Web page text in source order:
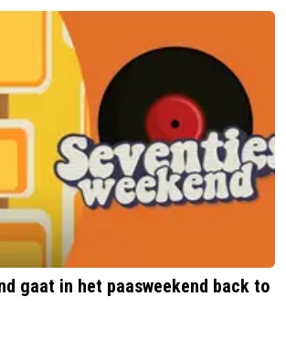
gaat in het paasweekend back to